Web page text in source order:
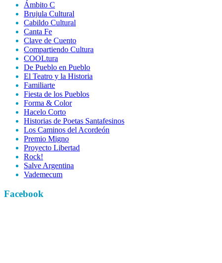
Ámbito C
Brujula Cultural
Cabildo Cultural
Canta Fe
Clave de Cuento
Compartiendo Cultura
COOLtura
De Pueblo en Pueblo
El Teatro y la Historia
Familiarte
Fiesta de los Pueblos
Forma & Color
Hacelo Corto
Historias de Poetas Santafesinos
Los Caminos del Acordeón
Premio Migno
Proyecto Libertad
Rock!
Salve Argentina
Vademecum
Facebook